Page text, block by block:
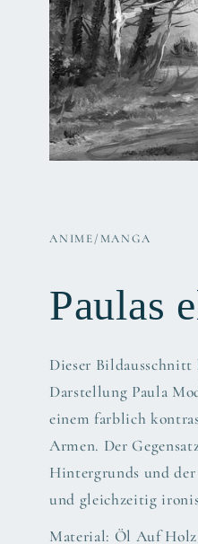
ANIME/MANGA
Paulas
Dieser Bildausschnitt
Darstellung Paula
einem farblich
Armen. Der
Hintergrunds und
und gleichzeitig
Material: Öl Auf